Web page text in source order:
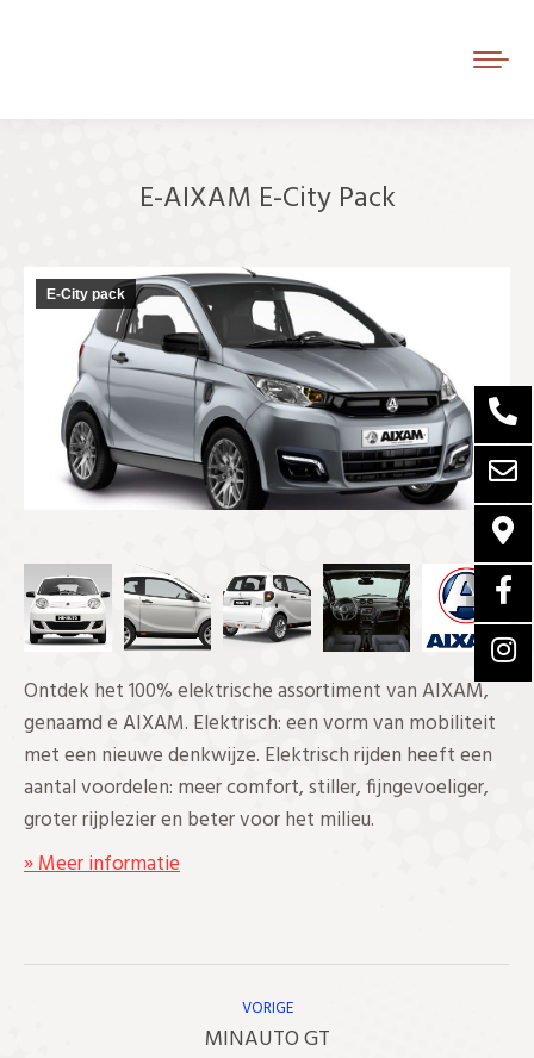
E-AIXAM E-City Pack
E-City pack
Ontdek het 100% elektrische assortiment van AIXAM,
genaamd e AIXAM. Elektrisch: een vorm van mobiliteit
met een nieuwe denkwijze. Elektrisch rijden heeft een
aantal voordelen: meer comfort, stiller, fijngevoeliger,
groter rijplezier en beter voor het milieu.
» Meer informatie
Bericht
VORIGE
Vorig
MINAUTO GT